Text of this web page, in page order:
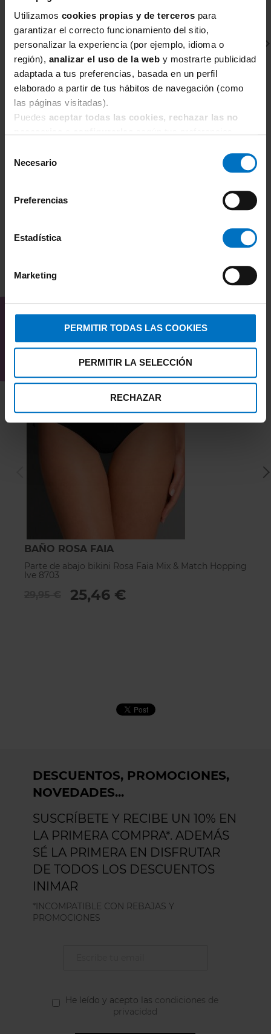
Utilizamos cookies propias y de terceros para
garantizar el correcto funcionamiento del sitio,
personalizar la experiencia (por ejemplo, idioma o
región), analizar el uso de la web y mostrarte publicidad
adaptada a tus preferencias, basada en un perfil
elaborado a partir de tus hábitos de navegación (como
las páginas visitadas).
Puedes aceptar todas las cookies, rechazar las no
Necesario
Preferencias
Estadística
Marketing
PERMITIR TODAS LAS COOKIES
PERMITIR LA SELECCIÓN
RECHAZAR
FREYA SWIM
47,95 €
TAMBIÉN TE PUEDE
INTERESAR
BAÑO ROSA FAIA
Parte de abajo bikini Rosa Faia Mix & Match Hopping
Ive 8703
25,46 €
DESCUENTOS, PROMOCIONES,
NOVEDADES...
SUSCRÍBETE Y RECIBE UN 10% EN
LA PRIMERA COMPRA*. ADEMÁS
SÉ LA PRIMERA EN DISFRUTAR
DE TODOS LOS DESCUENTOS
INIMAR
*INCOMPATIBLE CON REBAJAS Y
PROMOCIONES
He leído y acepto las condiciones de
privacidad